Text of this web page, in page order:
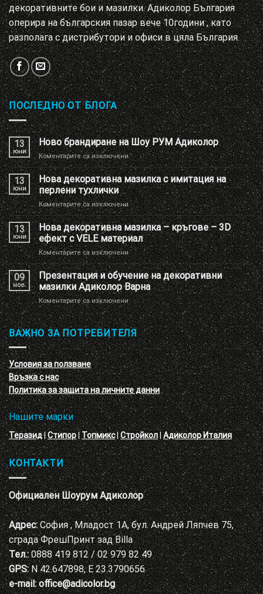
декоративните бои и мазилки. Адиколор България
оперира на българския пазар вече 10години , като
разполага с дистрибутори и офиси в цяла България.
ПОСЛЕДНО ОТ БЛОГА
13
юни
Ново брандиране на Шоу РУМ Адиколор
Коментарите са изключениза
Ново
брандиране
на
Шоу
РУМ
Адиколор
13
юни
Нова декоративна мазилка с имитация на
перлени тухлички
Коментарите са изключениза
Нова
декоративна
мазилка
с
имитация
на
перлени
тухлички
13
юни
Нова декоративна мазилка – кръгове – 3D
ефект с VELE материал
Коментарите са изключениза
Нова
декоративна
мазилка
–
кръгове
–
3D
ефект
с
VELE
материал
09
ное.
Презентация и обучение на декоративни
мазилки Адиколор Варна
Коментарите са изключениза
Презентация
и
обучение
на
декоративни
мазилки
Адиколор
Варна
ВАЖНО ЗА ПОТРЕБИТЕЛЯ
Условия за ползване
Връзка с нас
Политика за защита на личните данни
Нашите марки
Теразид|Стипор|Топмикс|Стройкол|Адиколор Италия
КОНТАКТИ
Официален Шоурум Адиколор
Адрес:София , Младост 1А, бул. Андрей Ляпчев 75,
сграда ФрешПринт зад Billa
Тел.:0888 419 812 / 02 979 82 49
GPS:N 42.647898, E 23.3790656
e-mail: office@adicolor.bg